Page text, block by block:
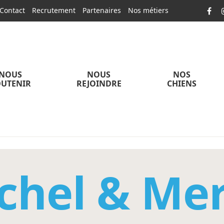
Contact Recrutement Partenaires Nos métiers
NOUS
REJOINDRE
NOS
CHIENS
&